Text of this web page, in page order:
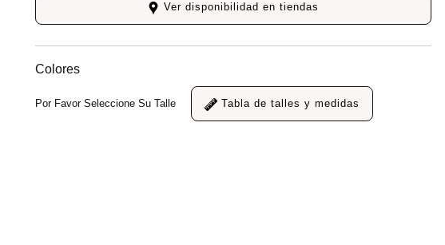
Ver disponibilidad en tiendas
Colores
Por Favor Seleccione Su Talle Tabla de talles y medidas